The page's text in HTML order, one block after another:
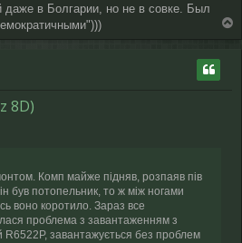
даже в Болгарии, но не в совке. Был
8D)
Комп майже підняв, розпаяв пів
був потопельник, то ж між ногами
воно коротило. Зараз все
проблема з завантаженням з
R6522P, завантажується без проблем